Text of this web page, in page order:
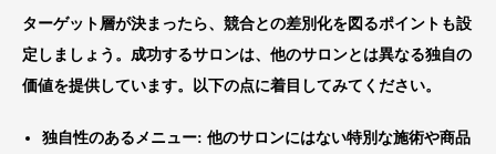
ターゲット層が決まったら、競合との差別化を図るポイントも設
定しましょう。成功するサロンは、他のサロンとは異なる独自の
価値を提供しています。以下の点に着目してみてください。
独自性のあるメニュー: 他のサロンにはない特別な施術や商品